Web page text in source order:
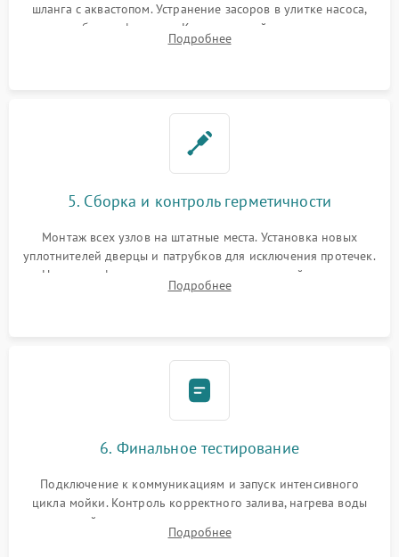
шланга с аквастопом. Устранение засоров в улитке насоса,
патрубках и фильтрах. Компонентный ремонт платы
управления, восстановление поврежденной проводки.
Подробнее
5. Сборка и контроль герметичности
Монтаж всех узлов на штатные места. Установка новых
уплотнителей дверцы и патрубков для исключения протечек.
Надежная фиксация хомутов гидравлической системы,
сборка корпуса и установка датчика поплавка.
Подробнее
6. Финальное тестирование
Подключение к коммуникациям и запуск интенсивного
цикла мойки. Контроль корректного залива, нагрева воды
до нужной температуры, отсутствия посторонних шумов,
штатного слива и абсолютной сухости в поддоне.
Подробнее